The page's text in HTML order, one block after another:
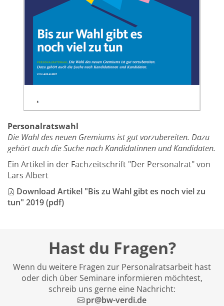
Personalratswahl
Die Wahl des neuen Gremiums ist gut vorzubereiten. Dazu
gehört auch die Suche nach Kandidatinnen und Kandidaten.
Ein Artikel in der Fachzeitschrift "Der Personalrat" von
Lars Albert
Download Artikel "Bis zu Wahl gibt es noch viel zu
tun" 2019 (pdf)
Hast du Fragen?
Wenn du weitere Fragen zur Personalratsarbeit hast
oder dich über Seminare informieren möchtest,
schreib uns gerne eine Nachricht:
pr@bw-verdi.de